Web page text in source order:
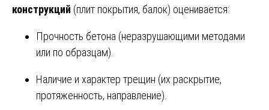
конструкций (плит покрытия, балок) оценивается:
Прочность бетона (неразрушающими методами
или по образцам).
Наличие и характер трещин (их раскрытие,
протяженность, направление).